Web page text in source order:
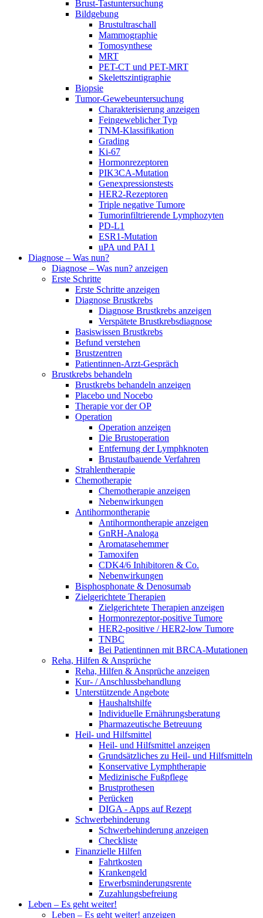
Brust-Tastuntersuchung
Bildgebung
Brustultraschall
Mammographie
Tomosynthese
MRT
PET-CT und PET-MRT
Skelettszintigraphie
Biopsie
Tumor-Gewebeuntersuchung
Charakterisierung anzeigen
Feingeweblicher Typ
TNM-Klassifikation
Grading
Ki-67
Hormonrezeptoren
PIK3CA-Mutation
Genexpressionstests
HER2-Rezeptoren
Triple negative Tumore
Tumorinfiltrierende Lymphozyten
PD-L1
ESR1-Mutation
uPA und PAI 1
Diagnose – Was nun?
Diagnose – Was nun? anzeigen
Erste Schritte
Erste Schritte anzeigen
Diagnose Brustkrebs
Diagnose Brustkrebs anzeigen
Verspätete Brustkrebsdiagnose
Basiswissen Brustkrebs
Befund verstehen
Brustzentren
Patientinnen-Arzt-Gespräch
Brustkrebs behandeln
Brustkrebs behandeln anzeigen
Placebo und Nocebo
Therapie vor der OP
Operation
Operation anzeigen
Die Brustoperation
Entfernung der Lymphknoten
Brustaufbauende Verfahren
Strahlentherapie
Chemotherapie
Chemotherapie anzeigen
Nebenwirkungen
Antihormontherapie
Antihormontherapie anzeigen
GnRH-Analoga
Aromatasehemmer
Tamoxifen
CDK4/6 Inhibitoren & Co.
Nebenwirkungen
Bisphosphonate & Denosumab
Zielgerichtete Therapien
Zielgerichtete Therapien anzeigen
Hormonrezeptor-positive Tumore
HER2-positive / HER2-low Tumore
TNBC
Bei Patientinnen mit BRCA-Mutationen
Reha, Hilfen & Ansprüche
Reha, Hilfen & Ansprüche anzeigen
Kur- / Anschlussbehandlung
Unterstützende Angebote
Haushaltshilfe
Individuelle Ernährungsberatung
Pharmazeutische Betreuung
Heil- und Hilfsmittel
Heil- und Hilfsmittel anzeigen
Grundsätzliches zu Heil- und Hilfsmitteln
Konservative Lymphtherapie
Medizinische Fußpflege
Brustprothesen
Perücken
DIGA - Apps auf Rezept
Schwerbehinderung
Schwerbehinderung anzeigen
Checkliste
Finanzielle Hilfen
Fahrtkosten
Krankengeld
Erwerbsminderungsrente
Zuzahlungsbefreiung
Leben – Es geht weiter!
Leben – Es geht weiter! anzeigen